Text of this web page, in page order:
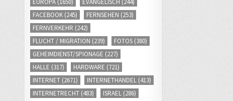
FACEBOOK (245) FERNSEHEN (253)
FERNVERKEHR (242)
FLUCHT / MIGRATION (239) FOTOS (380)
GEHEIMDIENST/SPIONAGE (227)
HALLE (317) HARDWARE (721)
INTERNET (2671) INTERNETHANDEL (413)
INTERNETRECHT (483) ISRAEL (286)